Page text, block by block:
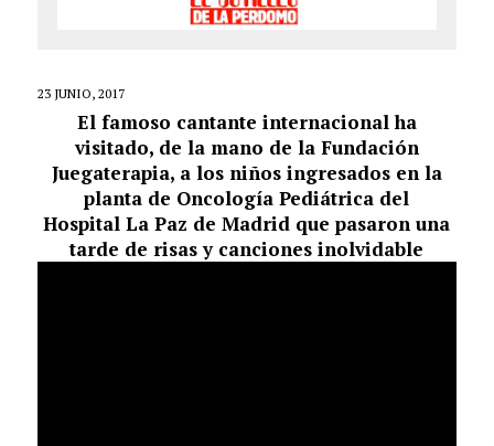
23 JUNIO, 2017
El famoso cantante internacional ha
visitado, de la mano de la Fundación
Juegaterapia, a los niños ingresados en la
planta de Oncología Pediátrica del
Hospital La Paz de Madrid que pasaron una
tarde de risas y canciones inolvidable